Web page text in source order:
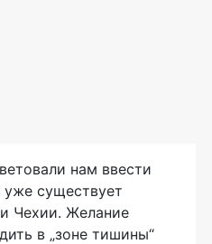
нам ввести
уже существует
Чехии. Желание
в „зоне тишины“